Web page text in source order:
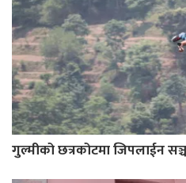
गुल्मीको छत्रकोटमा जिपलाईन